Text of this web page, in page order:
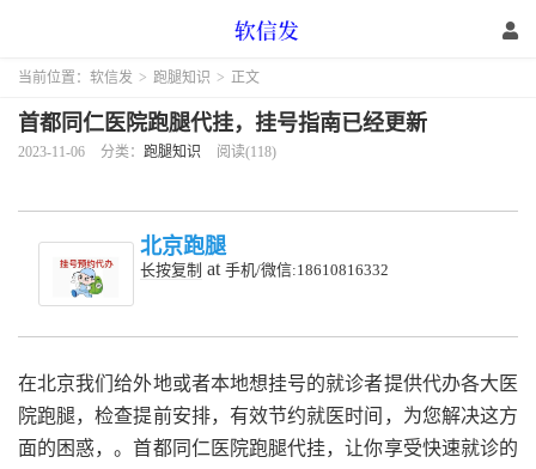
当前位置： 软信发 > 跑腿知识 > 正文
首都同仁医院跑腿代挂，挂号指南已经更新
2023-11-06 分类： 跑腿知识 阅读(118)
北京跑腿
长按复制 at 手机/微信:18610816332
在北京我们给外地或者本地想挂号的就诊者提供代办各大医
院跑腿，检查提前安排，有效节约就医时间，为您解决这方
面的困惑，。首都同仁医院跑腿代挂，让你享受快速就诊的